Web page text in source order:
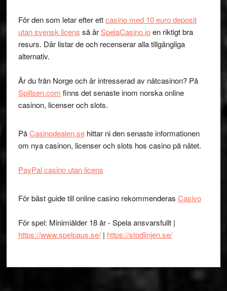
För den som letar efter ettcasino med 10 euro deposit
utan svensk licens så ärSpelaCasino.ioen riktigt bra
resurs. Där listar de och recenserar alla tillgängliga
alternativ.
Är du från Norge och är intresserad av nätcasinon? På
Spillsen.com finns det senaste inom norska online
casinon, licenser och slots.
PåCasinodealen.sehittar ni den senaste informationen
om nya casinon, licenser och slots hos casino på nätet.
PayPal casino utan licens
För bäst guide till online casino rekommenderas Casivo
För spel: Minimiålder 18 år - Spela ansvarsfullt |
https://www.spelpaus.se/| https://stodlinjen.se/